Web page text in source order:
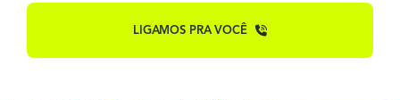
Home
LIGAMOS PRA VOCÊ